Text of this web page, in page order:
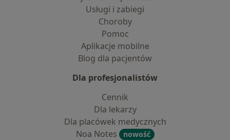
Usługi i zabiegi
Choroby
Pomoc
Aplikacje mobilne
Blog dla pacjentów
Dla profesjonalistów
Cennik
Dla lekarzy
Dla placówek medycznych
Noa Notes
nowość